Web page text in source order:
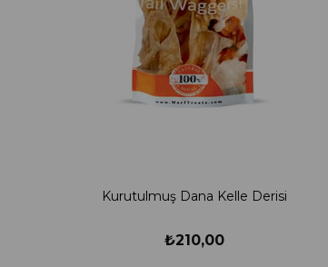
Kurutulmuş Dana Kelle Derisi
₺210,00